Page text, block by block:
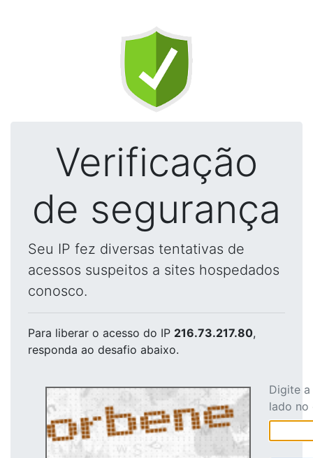
Verificação
de segurança
Seu IP fez diversas tentativas de
acessos suspeitos a sites hospedados
conosco.
Para liberar o acesso do IP 216.73.217.80,
responda ao desafio abaixo.
Digite
lado no